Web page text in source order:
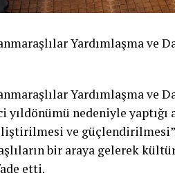
Yardımlaşma ve
Yardımlaşma ve
yıldönümü nedeniyle yaptığı
ve
bir araya gelerek
etti.